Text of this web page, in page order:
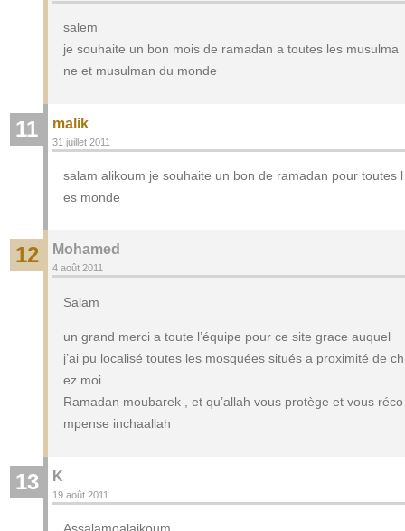
salem
je souhaite un bon mois de ramadan a toutes les musulma
ne et musulman du monde
11 malik
31 juillet 2011
salam alikoum je souhaite un bon de ramadan pour toutes l
es monde
12 Mohamed
4 août 2011
Salam
un grand merci a toute l’équipe pour ce site grace auquel
j’ai pu localisé toutes les mosquées situés a proximité de ch
ez moi .
Ramadan moubarek , et qu’allah vous protège et vous réco
mpense inchaallah
13 K
19 août 2011